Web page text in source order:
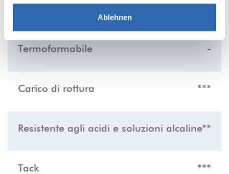
Ablehnen
Termoformabile -
Carico di rottura ***
Resistente agli acidi e soluzioni alcaline**
Tack ***